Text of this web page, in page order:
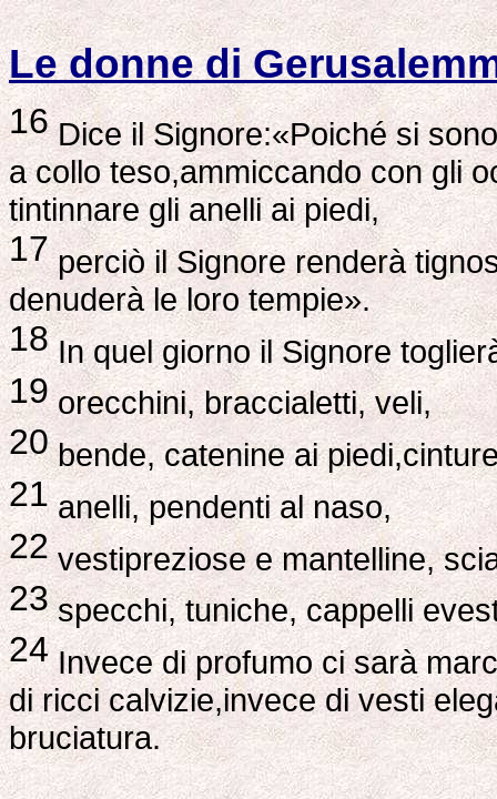
Le donne di
16Dice il Signore:«Poiché si
a collo teso,ammiccando con gli
tintinnare gli anelli ai piedi,
17perciò il Signore renderà
denuderà le loro tempie».
18In quel giorno il Signore
19orecchini, braccialetti, veli,
20bende, catenine ai
21anelli, pendenti al naso,
22vestipreziose e mantelline,
23specchi, tuniche, cappelli
24 Invece di profumo ci sarà
di ricci calvizie,invece di vesti
bruciatura.